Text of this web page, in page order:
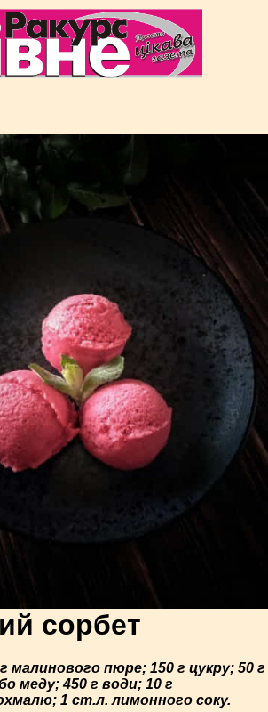
сорбет
малинового пюре; 150 г цукру; 50 г
меду; 450 г води; 10 г
1 ст.л. лимонного соку.